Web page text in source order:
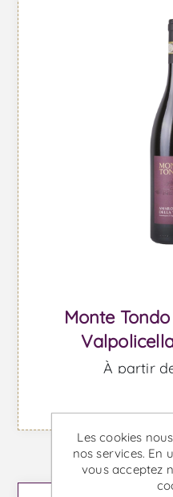
Monte
À partir
Les cookies
nos services. En
vous acceptez